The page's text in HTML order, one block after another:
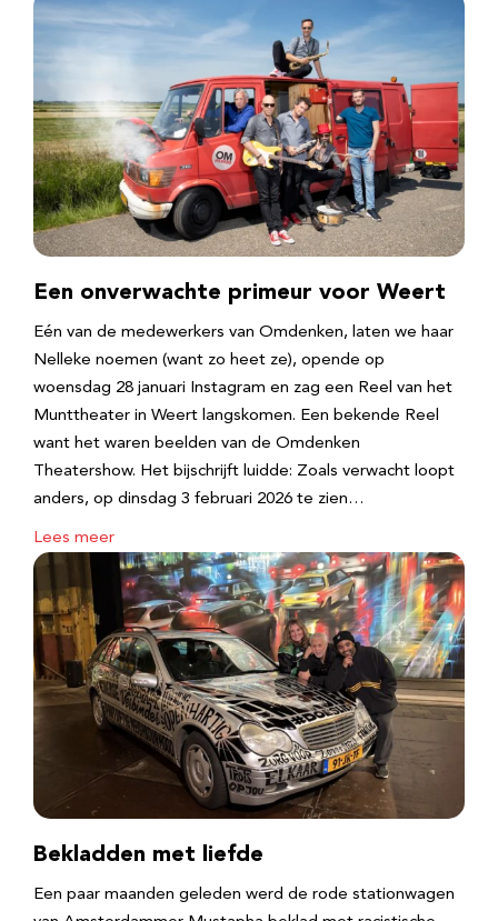
Een onverwachte primeur voor Weert
Eén van de medewerkers van Omdenken, laten we haar
Nelleke noemen (want zo heet ze), opende op
woensdag 28 januari Instagram en zag een Reel van het
Munttheater in Weert langskomen. Een bekende Reel
want het waren beelden van de Omdenken
Theatershow. Het bijschrijft luidde: Zoals verwacht loopt
anders, op dinsdag 3 februari 2026 te zien…
Lees meer
Bekladden met liefde
Een paar maanden geleden werd de rode stationwagen